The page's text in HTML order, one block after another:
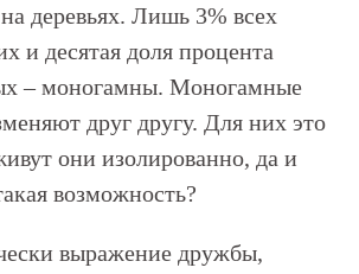
деревьях. Лишь 3% всех
и десятая доля процента
– моногамны. Моногамные
друг другу. Для них это
они изолированно, да и
возможность?
выражение дружбы,